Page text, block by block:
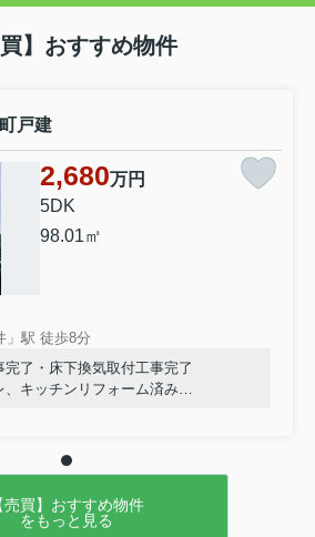
買】おすすめ物件
戸建
2,680万円
5DK
98.01㎡
」駅 徒歩8分
完了・床下換気取付工事完了
、キッチンリフォーム済み
売買】おすすめ物件
をもっと見る